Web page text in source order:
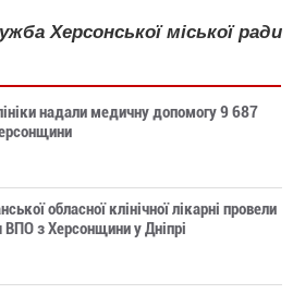
Херсонської міської ради
надали медичну допомогу 9 687
обласної клінічної лікарні провели
з Херсонщини у Дніпрі